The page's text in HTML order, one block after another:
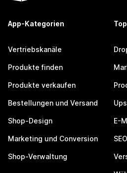
App-Kategorien
Vertriebskanäle
Produkte finden
Produkte verkaufen
Bestellungen und Versand
Shop-Design
Marketing und Conversion
Shop-Verwaltung
E-
SEO